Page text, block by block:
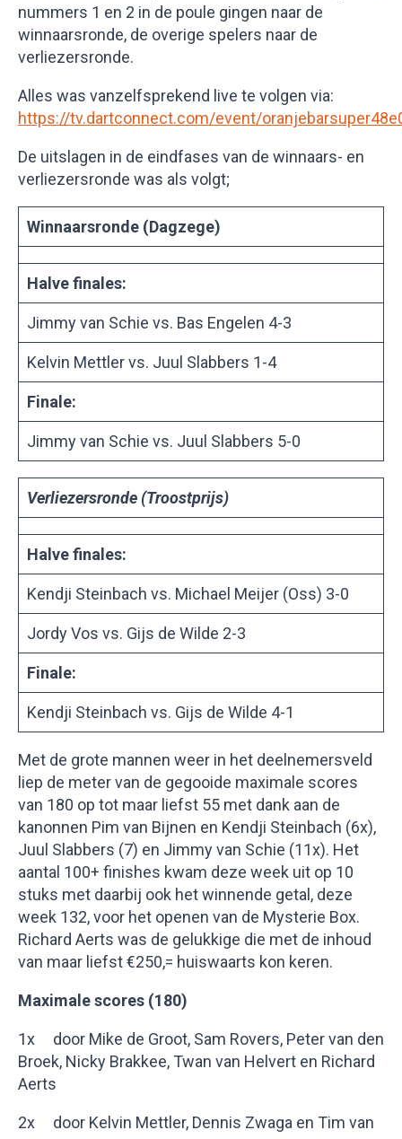
nummers 1 en 2 in de poule gingen naar de
winnaarsronde, de overige spelers naar de
verliezersronde.
Alles was vanzelfsprekend live te volgen via:
https://tv.dartconnect.com/event/
De uitslagen in de eindfases van de winnaars- en
verliezersronde was als volgt;
Winnaarsronde (Dagzege)
Halve finales:
Jimmy van Schie vs. Bas Engelen 4-3
Kelvin Mettler vs. Juul Slabbers 1-4
Finale:
Jimmy van Schie vs. Juul Slabbers 5-0
Verliezersronde (Troostprijs)
Halve finales:
Kendji Steinbach vs. Michael Meijer (Oss) 3-0
Jordy Vos vs. Gijs de Wilde 2-3
Finale:
Kendji Steinbach vs. Gijs de Wilde 4-1
Met de grote mannen weer in het deelnemersveld
liep de meter van de gegooide maximale scores
van 180 op tot maar liefst 55 met dank aan de
kanonnen Pim van Bijnen en Kendji Steinbach (6x),
Juul Slabbers (7) en Jimmy van Schie (11x). Het
aantal 100+ finishes kwam deze week uit op 10
stuks met daarbij ook het winnende getal, deze
week 132, voor het openen van de Mysterie Box.
Richard Aerts was de gelukkige die met de inhoud
van maar liefst €250,= huiswaarts kon keren.
Maximale scores (180)
1x door Mike de Groot, Sam Rovers, Peter van den
Broek, Nicky Brakkee, Twan van Helvert en Richard
Aerts
2x door Kelvin Mettler, Dennis Zwaga en Tim van